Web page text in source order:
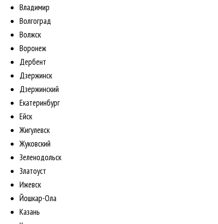
Владимир
Волгоград
Волжск
Воронеж
Дербент
Дзержинск
Дзержинский
Екатеринбург
Ейск
Жигулевск
Жуковский
Зеленодольск
Златоуст
Ижевск
Йошкар-Ола
Казань